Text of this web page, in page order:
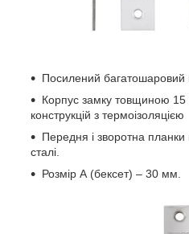
Посилений багатошаровий
Корпус замку товщиною 15
конструкцій з термоізоляцією
Передня і зворотна планки
сталі.
Розмір А (бексет) – 30 мм.